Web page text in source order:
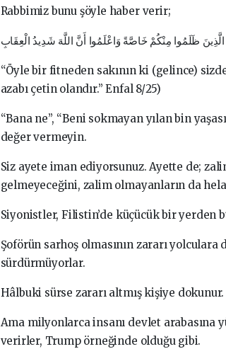
Rabbimiz bunu şöyle haber verir;
الَّذِينَ ظَلَمُوا مِنْكُمْ خَاصَّةً وَاعْلَمُوا أَنَّ اللَّهَ شَدِيدُ الْعِقَابِ
“Öyle bir fitneden sakının ki (gelince)
azabı çetin olandır.” Enfal 8/25)
“Bana ne”, “Beni sokmayan yılan bin
değer vermeyin.
Siz ayete iman ediyorsunuz. Ayette de;
gelmeyeceğini, zalim olmayanların da
Siyonistler, Filistin’de küçücük bir yerden
Şoförün sarhoş olmasının zararı
sürdürmüyorlar.
Hâlbuki sürse zararı altmış kişiye dokunur.
Ama milyonlarca insanı devlet
verirler, Trump örneğinde olduğu gibi.